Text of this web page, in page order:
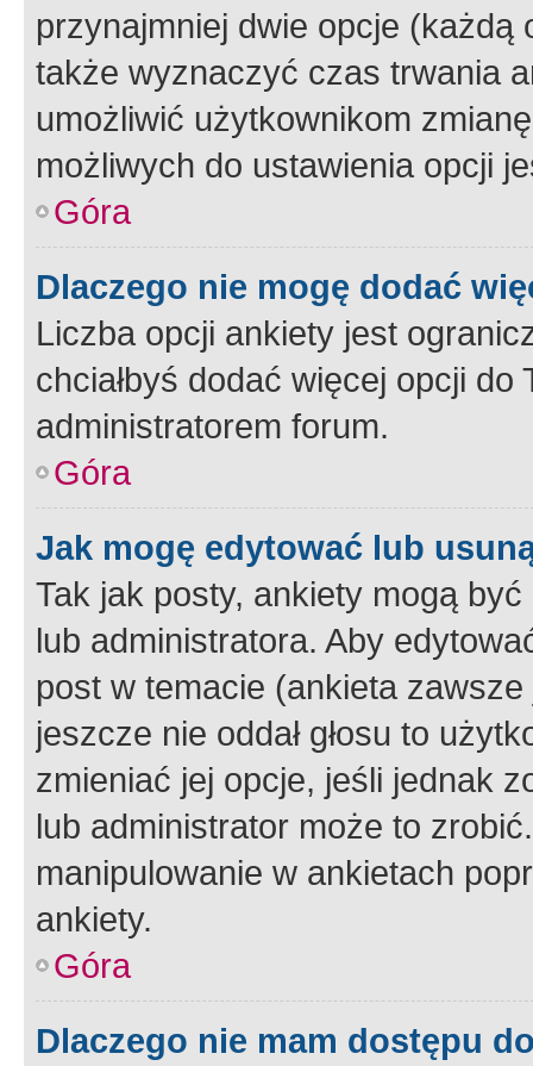
przynajmniej dwie opcje
także wyznaczyć czas trwania
umożliwić użytkownikom
możliwych do ustawienia opcji
Góra
Dlaczego nie mogę dodać
Liczba opcji ankiety jest
chciałbyś dodać więcej opcji
administratorem forum.
Góra
Jak mogę edytować lub
Tak jak posty, ankiety mogą
lub administratora. Aby
post w temacie (ankieta
jeszcze nie oddał głosu to
zmieniać jej opcje, jeśli jednak
lub administrator może to
manipulowanie w ankietach
ankiety.
Góra
Dlaczego nie mam dostępu